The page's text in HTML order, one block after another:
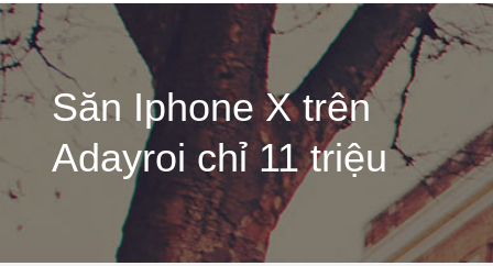
Săn Iphone X trên
Adayroi chỉ 11 triệu